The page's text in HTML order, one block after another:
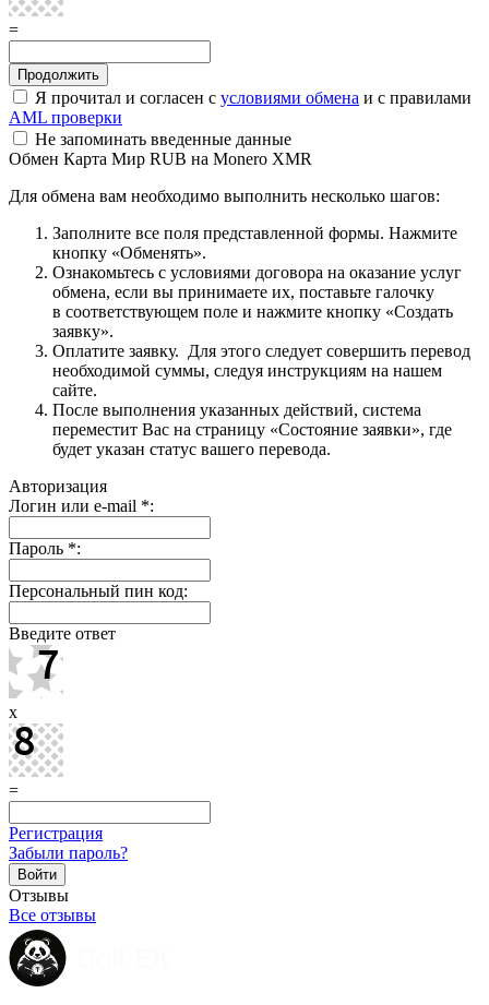
=
Я прочитал и согласен с условиями обмена и с правилами
AML проверки
Не запоминать введенные данные
Обмен Карта Мир RUB на Monero XMR
Для обмена вам необходимо выполнить несколько шагов:
Заполните все поля представленной формы. Нажмите
кнопку «Обменять».
Ознакомьтесь с условиями договора на оказание услуг
обмена, если вы принимаете их, поставьте галочку
в соответствующем поле и нажмите кнопку «Создать
заявку».
Оплатите заявку. Для этого следует совершить перевод
необходимой суммы, следуя инструкциям на нашем
сайте.
После выполнения указанных действий, система
переместит Вас на страницу «Состояние заявки», где
будет указан статус вашего перевода.
Авторизация
Логин или e-mail *:
Пароль *:
Персональный пин код:
Введите ответ
x
=
Регистрация
Забыли пароль?
Отзывы
Все отзывы